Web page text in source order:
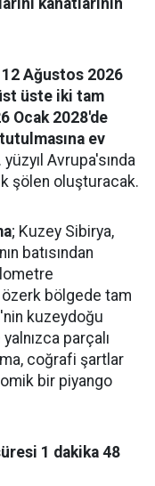
kanatlarının
12 Ağustos 2026
üste iki tam
Ocak 2028'de
ev
Avrupa'sında
şölen oluşturacak.
; Kuzey Sibirya,
batısından
bölgede tam
kuzeydoğu
parçalı
coğrafi şartlar
bir piyango
1 dakika 48